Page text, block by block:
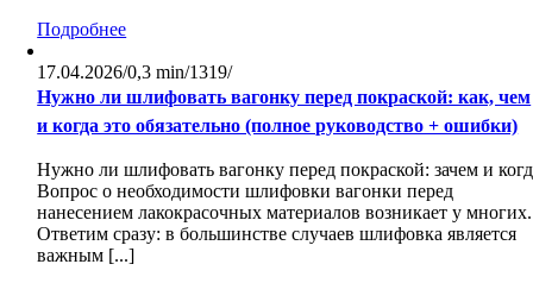
Подробнее
17.04.2026/0,3 min/1319/
Нужно ли шлифовать вагонку перед покраской: как, чем
и когда это обязательно (полное руководство + ошибки)
Нужно ли шлифовать вагонку перед покраской: зачем и
Вопрос о необходимости шлифовки вагонки перед
нанесением лакокрасочных материалов возникает у многих.
Ответим сразу: в большинстве случаев шлифовка является
важным [...]